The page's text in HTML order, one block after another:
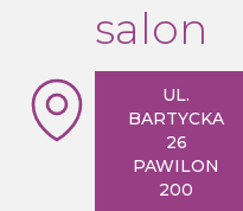
salon
UL.
BARTYCKA
26
PAWILON
200